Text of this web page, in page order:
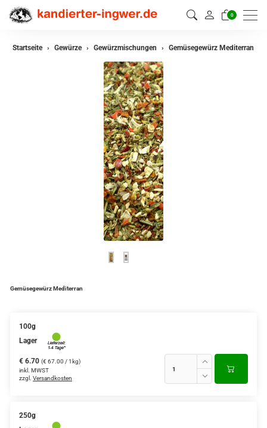
0
zurück
Startseite Gewürze Gewürzmischungen Gemüsegewürz Mediterran
Gemüsegewürz Mediterran
100g
Lager
€ 6.70 (€ 67.00 / 1kg)
inkl. MWST
zzgl. Versandkosten
250g